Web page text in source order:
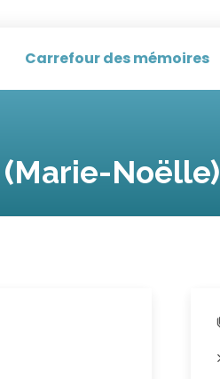
Carrefour des mémoires
Noëlle)